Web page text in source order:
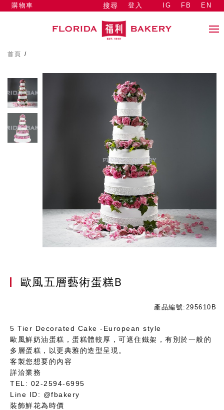
搜尋 登入
購物車 IG FB EN
首頁 /
歐風五層藝術蛋糕B
產品編號:295610B
5 Tier Decorated Cake -European style
歐風鮮奶油蛋糕，蛋糕體較厚，可遮住鐵架，有別於一般的
多層蛋糕，以更典雅的造型呈現。
客製您想要的內容
詳洽業務
TEL: 02-2594-6995
Line ID: @fbakery
裝飾鮮花為時價